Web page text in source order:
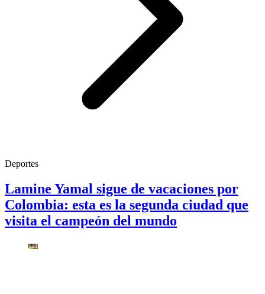
Deportes
Lamine Yamal sigue de vacaciones por
Colombia: esta es la segunda ciudad que
visita el campeón del mundo